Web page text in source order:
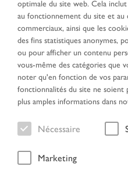
SELECTIONNER UN PAYS
Toggle
navigation
MENU
optimale du site web. Cela
au fonctionnement du site et
commerciaux, ainsi que les
des fins statistiques anonymes,
ou pour afficher un contenu
vous-même des catégories que
noter qu'en fonction de vos
fonctionnalités du site ne soient
plus amples informations dans
Nécessaire
Marketing